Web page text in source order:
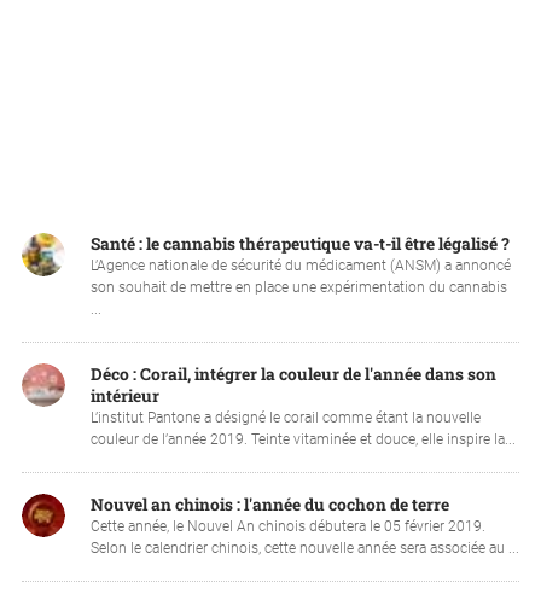
Santé : le cannabis thérapeutique va-t-il être légalisé ?
L’Agence nationale de sécurité du médicament (ANSM) a annoncé
son souhait de mettre en place une expérimentation du cannabis
...
Déco : Corail, intégrer la couleur de l'année dans son
intérieur
L’institut Pantone a désigné le corail comme étant la nouvelle
couleur de l’année 2019. Teinte vitaminée et douce, elle inspire la...
Nouvel an chinois : l'année du cochon de terre
Cette année, le Nouvel An chinois débutera le 05 février 2019.
Selon le calendrier chinois, cette nouvelle année sera associée au ...